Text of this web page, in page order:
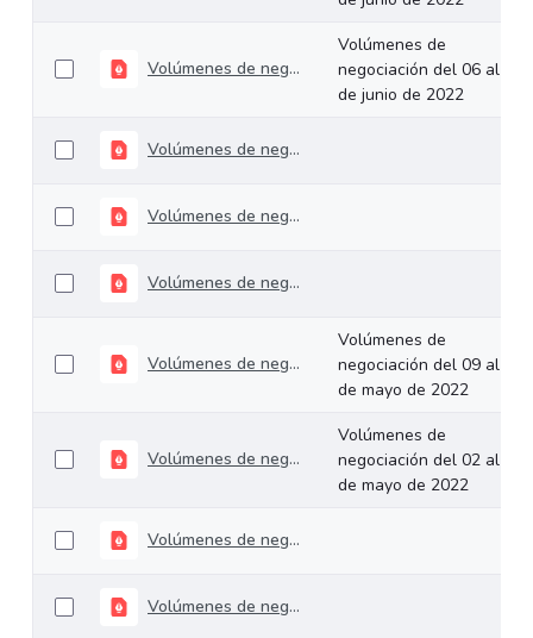
Volúmenes de negociación del 06 al 10 de junio de 2022
Volúmenes de
negociación del 06 al 10
de junio de 2022
Volúmenes de negociación del 31 de mayo al 03 de junio de 2022
Volúmenes de negociación del 23 al 27 de mayo de 2022
Volúmenes de negociación del 16 al 20 de mayo de 2022
Volúmenes de negociación del 09 al 13 de mayo de 2022
Volúmenes de
negociación del 09 al 13
de mayo de 2022
Volúmenes de negociación del 02 al 06 de mayo de 2022
Volúmenes de
negociación del 02 al 06
de mayo de 2022
Volúmenes de negociación del 25 al 29 de abril de 2022
Volúmenes de negociación del 18 al 22 de abril de 2022